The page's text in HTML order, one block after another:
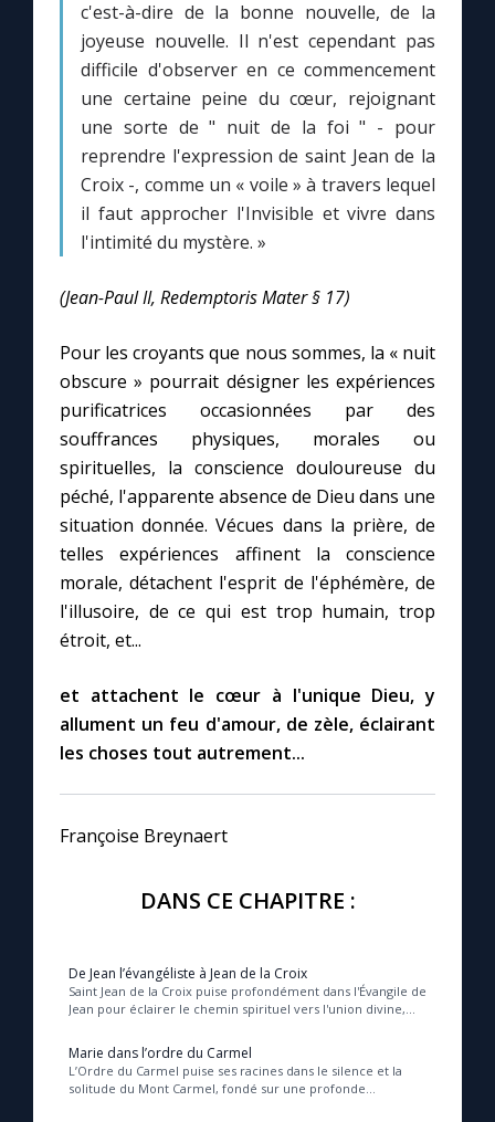
c'est-à-dire de la bonne nouvelle, de la
joyeuse nouvelle. Il n'est cependant pas
difficile d'observer en ce commencement
une certaine peine du cœur, rejoignant
une sorte de " nuit de la foi " - pour
reprendre l'expression de saint Jean de la
Croix -, comme un « voile » à travers lequel
il faut approcher l'Invisible et vivre dans
l'intimité du mystère. »
(Jean-Paul II, Redemptoris Mater § 17)
Pour les croyants que nous sommes, la « nuit
obscure » pourrait désigner les expériences
purificatrices occasionnées par des
souffrances physiques, morales ou
spirituelles, la conscience douloureuse du
péché, l'apparente absence de Dieu dans une
situation donnée. Vécues dans la prière, de
telles expériences affinent la conscience
morale, détachent l'esprit de l'éphémère, de
l'illusoire, de ce qui est trop humain, trop
étroit, et...
et attachent le cœur à l'unique Dieu, y
allument un feu d'amour, de zèle, éclairant
les choses tout autrement...
Françoise Breynaert
DANS CE CHAPITRE :
De Jean l’évangéliste à Jean de la Croix
Saint Jean de la Croix puise profondément dans l'Évangile de
Jean pour éclairer le chemin spirituel vers l'union divine,
Marie dans l’ordre du Carmel
L’Ordre du Carmel puise ses racines dans le silence et la
solitude du Mont Carmel, fondé sur une profonde